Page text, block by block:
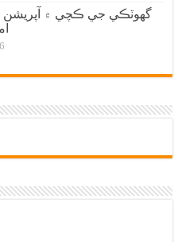
گهوٽڪي جي ڪچي ۾ آپريشن